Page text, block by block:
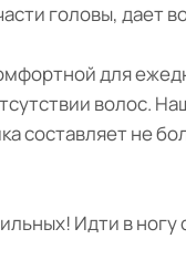
головы, дает
для
волос.
составляет не
Идти в